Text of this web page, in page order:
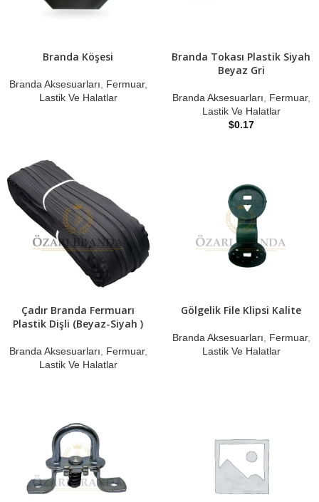
Branda Köşesi
Branda Aksesuarları Fermuar,
Lastik Ve Halatlar
Branda Tokası Plastik Siyah
Beyaz Gri
Branda Aksesuarları Fermuar,
Lastik Ve Halatlar
$0.17
Çadır Branda Fermuarı
Plastik Dişli (Beyaz-Siyah )
Branda Aksesuarları Fermuar,
Lastik Ve Halatlar
Gölgelik File Klipsi Kalite
Branda Aksesuarları Fermuar,
Lastik Ve Halatlar